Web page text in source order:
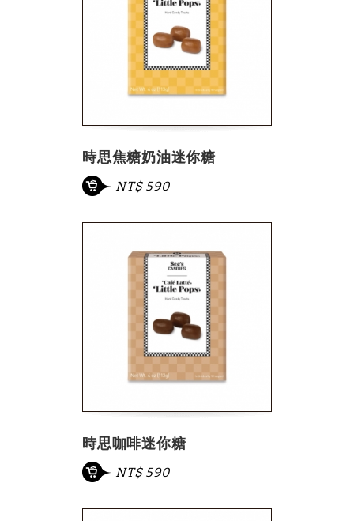
時思焦糖奶油迷你糖
NT$ 590
時思咖啡迷你糖
NT$ 590